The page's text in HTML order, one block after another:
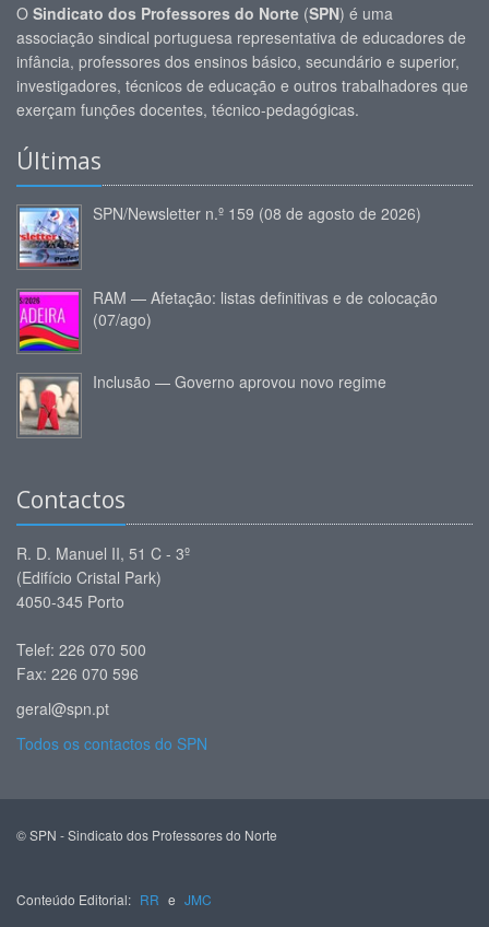
O Sindicato dos Professores do Norte (SPN) é uma
associação sindical portuguesa representativa de educadores de
infância, professores dos ensinos básico, secundário e superior,
investigadores, técnicos de educação e outros trabalhadores que
exerçam funções docentes, técnico-pedagógicas.
Últimas
SPN/Newsletter n.º 159 (08 de agosto de 2026)
RAM — Afetação: listas definitivas e de colocação
(07/ago)
Inclusão — Governo aprovou novo regime
Contactos
R. D. Manuel II, 51 C - 3º
(Edifício Cristal Park)
4050-345 Porto
Telef: 226 070 500
Fax: 226 070 596
geral@spn.pt
Todos os contactos do SPN
© SPN - Sindicato dos Professores do Norte
Conteúdo Editorial: RR e JMC